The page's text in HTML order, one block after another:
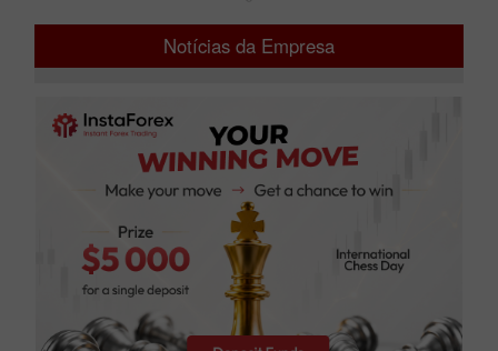
Notícias da Empresa